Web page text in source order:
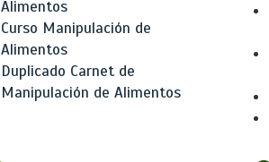
Alimentos
Curso Manipulación de
Alimentos
Duplicado Carnet de
Manipulación de Alimentos